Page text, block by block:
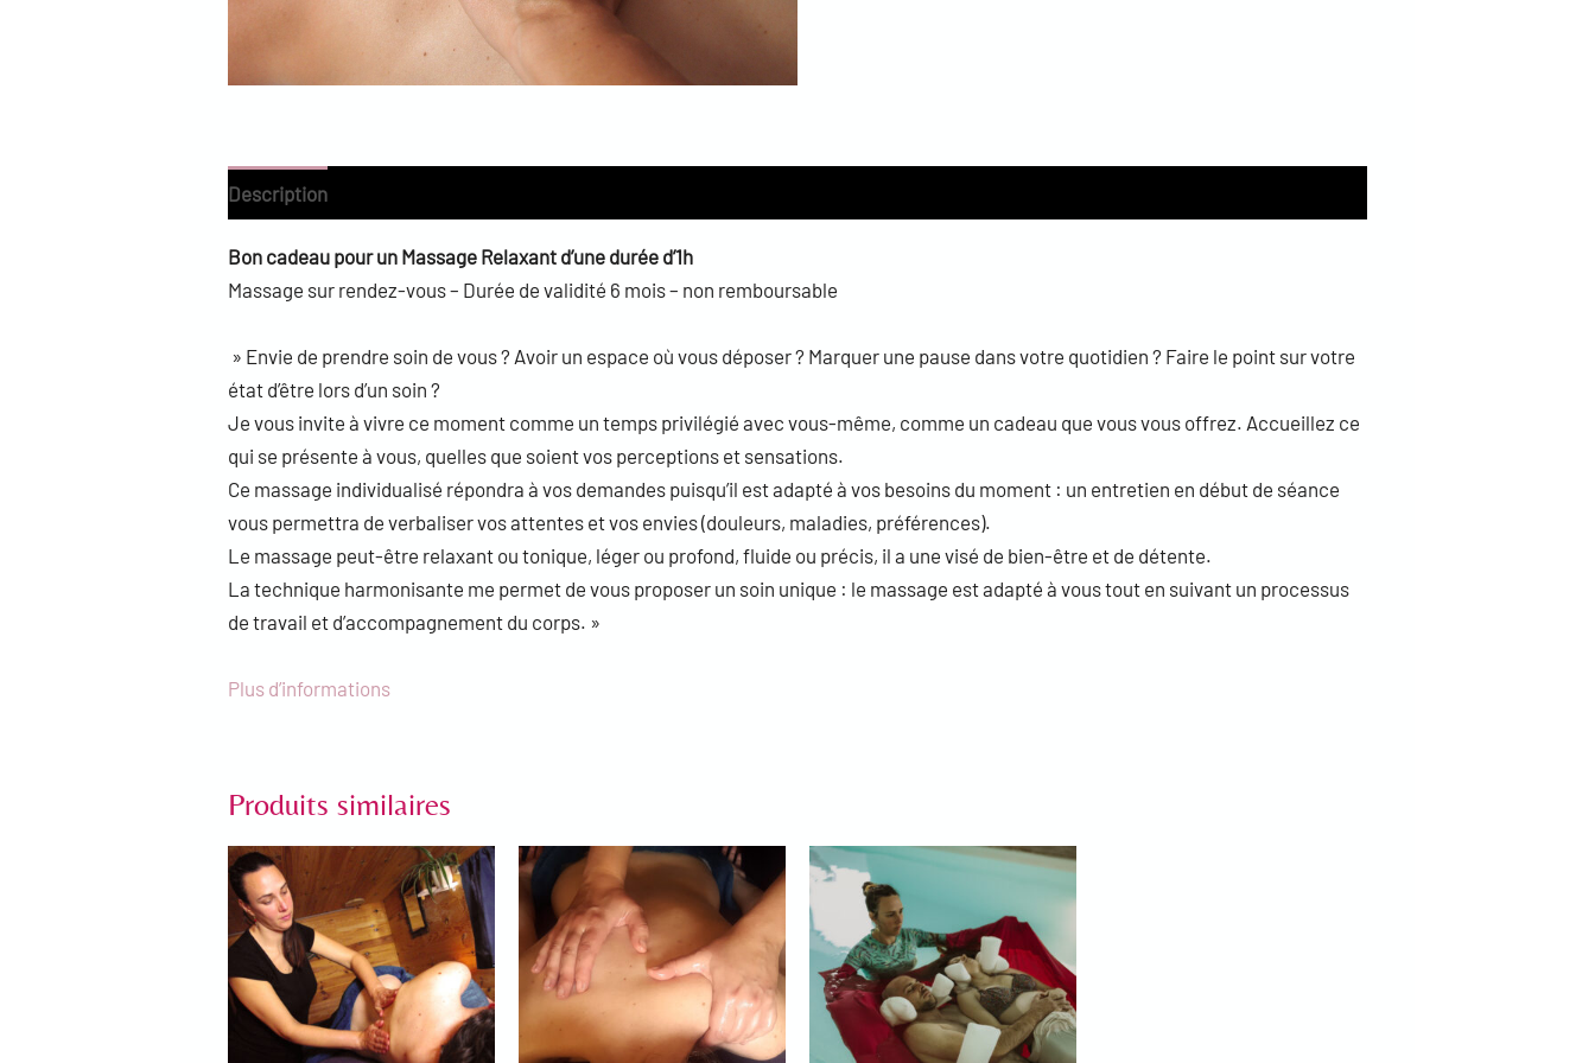
Description
Bon cadeau pour un Massage Relaxant d’une durée d’1h
Massage sur rendez-vous – Durée de validité 6 mois – non remboursable
» Envie de prendre soin de vous ? Avoir un espace où vous déposer ? Marquer une pause dans votre quotidien ? Faire le point sur votre
état d’être lors d’un soin ?
Je vous invite à vivre ce moment comme un temps privilégié avec vous-même, comme un cadeau que vous vous offrez. Accueillez ce
qui se présente à vous, quelles que soient vos perceptions et sensations.
Ce massage individualisé répondra à vos demandes puisqu’il est adapté à vos besoins du moment : un entretien en début de séance
vous permettra de verbaliser vos attentes et vos envies (douleurs, maladies, préférences).
Le massage peut-être relaxant ou tonique, léger ou profond, fluide ou précis, il a une visé de bien-être et de détente.
La technique harmonisante me permet de vous proposer un soin unique : le massage est adapté à vous tout en suivant un processus
de travail et d’accompagnement du corps. »
Plus d’informations
Produits similaires